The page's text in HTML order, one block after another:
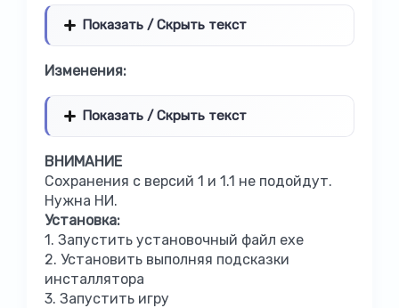
Показать / Скрыть текст
Изменения:
Показать / Скрыть текст
ВНИМАНИЕ
Сохранения с версий 1 и 1.1 не подойдут.
Нужна НИ.
Установка:
1. Запустить установочный файл exe
2. Установить выполняя подсказки
инсталлятора
3. Запустить игру